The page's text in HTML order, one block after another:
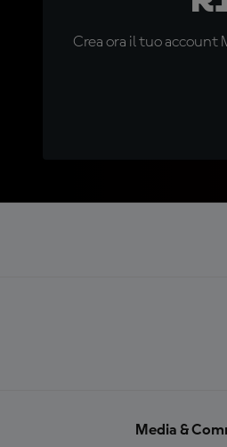
Crea ora il tuo account
Media &